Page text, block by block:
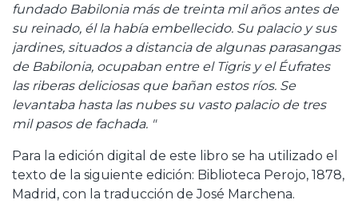
fundado Babilonia más de treinta mil años antes de
su reinado, él la había embellecido. Su palacio y sus
jardines, situados a distancia de algunas parasangas
de Babilonia, ocupaban entre el Tigris y el Éufrates
las riberas deliciosas que bañan estos ríos. Se
levantaba hasta las nubes su vasto palacio de tres
mil pasos de fachada. "
Para la edición digital de este libro se ha utilizado el
texto de la siguiente edición: Biblioteca Perojo, 1878,
Madrid, con la traducción de José Marchena.